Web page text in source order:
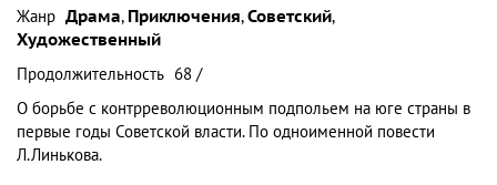
Жанр Драма, Приключения,Советский,
Художественный
Продолжительность 68 /
О борьбе с контрреволюционным подпольем на юге страны в
первые годы Советской власти. По одноименной повести
Л.Линькова.